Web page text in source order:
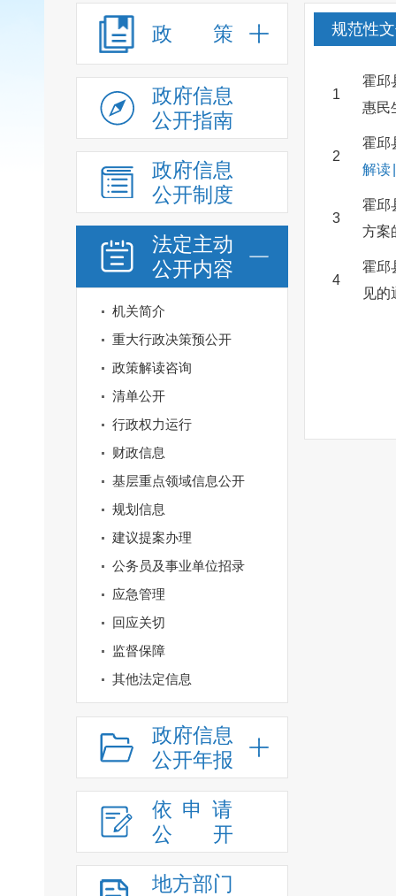
政 策
政府信息
公开指南
政府信息
公开制度
法定主动
公开内容
机关简介
重大行政决策预公开
政策解读咨询
清单公开
行政权力运行
财政信息
基层重点领域信息公开
规划信息
建议提案办理
公务员及事业单位招录
应急管理
回应关切
监督保障
其他法定信息
政府信息
公开年报
依申请
公
开
地方部门
规范性
1
霍邱
惠民
2
霍邱
解读
3
霍邱
方案
4
霍邱
见